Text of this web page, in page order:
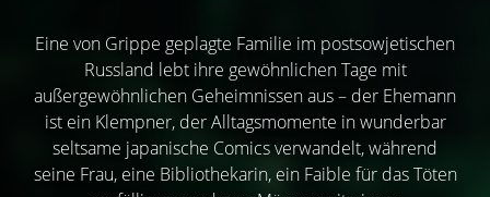
Eine von Grippe geplagte Familie im postsowjetischen
Russland lebt ihre gewöhnlichen Tage mit
außergewöhnlichen Geheimnissen aus – der Ehemann
ist ein Klempner, der Alltagsmomente in wunderbar
seltsame japanische Comics verwandelt, während
seine Frau, eine Bibliothekarin, ein Faible für das Töten